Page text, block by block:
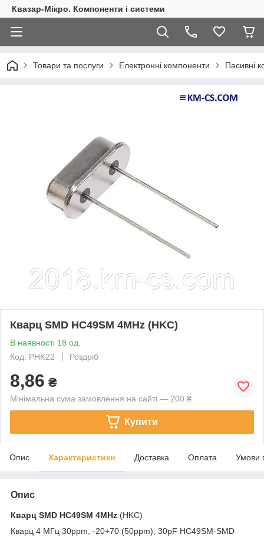
Квазар-Мікро. Компоненти і системи
Товари та послуги Електронні компоненти Пасивні
Кварц SMD HC49SM 4MHz (HKC)
В наявності 18 од.
Код: PHK22
Роздріб
8,86 ₴
Мінімальна сума замовлення на сайті — 200 ₴
Купити
Опис Характеристики Доставка Оплата Умови
Опис
Кварц SMD HC49SM 4MHz (HKC)
Кварц 4 МГц 30ppm, -20+70 (50ppm), 30pF HC49SM-SMD